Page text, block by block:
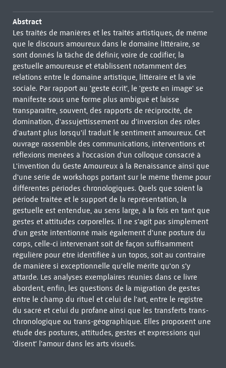
Abstract
Les traités de manières et les traités artistiques, de même
que le discours amoureux dans le domaine littéraire, se
sont donnés la tâche de définir, voire de codifier, la
gestuelle amoureuse et établissent notamment des
relations entre le domaine artistique, littéraire et la vie
sociale. Par rapport au 'geste écrit', le 'geste en image' se
manifeste sous une forme plus ambiguë et laisse
transparaître, souvent, des rapports de réciprocité, de
domination, d'assujettissement ou d'inversion des rôles
d'autant plus lorsqu'il traduit le sentiment amoureux. Cet
ouvrage rassemble des communications, interventions et
réflexions menées à l'occasion d'un colloque consacré à
L'invention du Geste Amoureux à la Renaissance ainsi que
d'une série de workshops portant sur le même thème pour
différentes périodes chronologiques. Quels que soient la
période traitée et le support de la représentation, la
gestuelle est entendue, au sens large, à la fois en tant que
gestes et attitudes corporelles. Il ne s'agit pas simplement
d'un geste intentionné mais également d'une posture du
corps, celle-ci intervenant soit de façon suffisamment
régulière pour être identifiée à un topos, soit au contraire
de manière si exceptionnelle qu'elle mérite qu'on s'y
attarde. Les analyses exemplaires réunies dans ce livre
abordent, enfin, les questions de la migration de gestes
entre le champ du rituel et celui de l'art, entre le registre
du sacré et celui du profane ainsi que les transferts trans-
chronologique ou trans-géographique. Elles proposent une
étude des postures, attitudes, gestes et expressions qui
'disent' l'amour dans les arts visuels.